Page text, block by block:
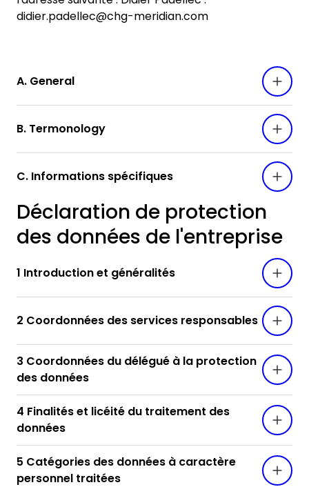
didier.padellec@chg-meridian.com
A. General
B. Termonology
C. Informations spécifiques
Déclaration de protection
des données de l'entreprise
1 Introduction et généralités
2 Coordonnées des services responsables
3 Coordonnées du délégué à la protection
des données
4 Finalités et licéité du traitement des
données
5 Catégories des données à caractère
personnel traitées